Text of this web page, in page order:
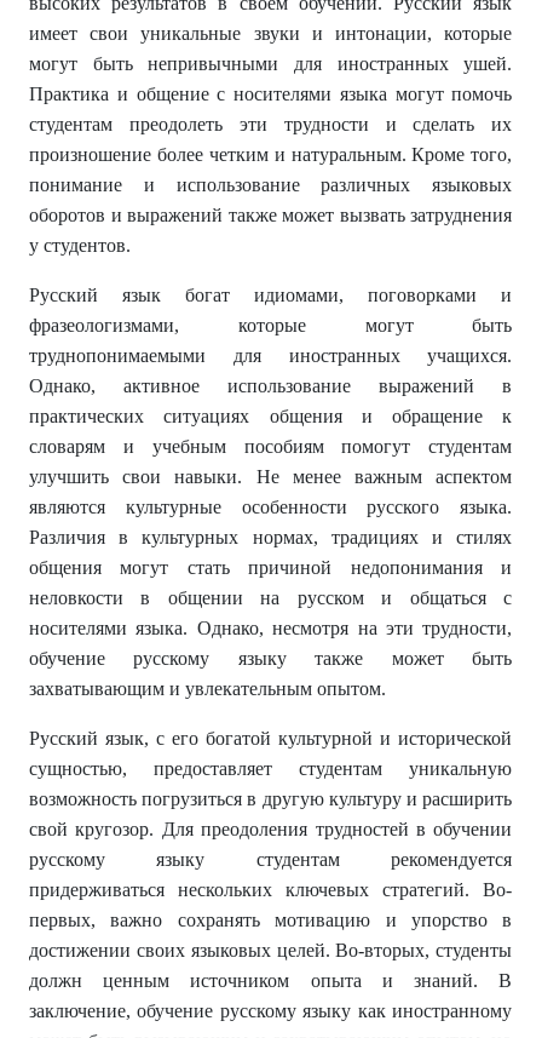
имеет свои уникальные звуки и интонации, которые
могут быть непривычными для иностранных ушей.
Практика и общение с носителями языка могут помочь
студентам преодолеть эти трудности и сделать их
произношение более четким и натуральным. Кроме того,
понимание и использование различных языковых
оборотов и выражений также может вызвать затруднения
у студентов.
Русский язык богат идиомами, поговорками и
фразеологизмами, которые могут быть
труднопонимаемыми для иностранных учащихся.
Однако, активное использование выражений в
практических ситуациях общения и обращение к
словарям и учебным пособиям помогут студентам
улучшить свои навыки. Не менее важным аспектом
являются культурные особенности русского языка.
Различия в культурных нормах, традициях и стилях
общения могут стать причиной недопонимания и
неловкости в общении на русском и общаться с
носителями языка. Однако, несмотря на эти трудности,
обучение русскому языку также может быть
захватывающим и увлекательным опытом.
Русский язык, с его богатой культурной и исторической
сущностью, предоставляет студентам уникальную
возможность погрузиться в другую культуру и расширить
свой кругозор. Для преодоления трудностей в обучении
русскому языку студентам рекомендуется
придерживаться нескольких ключевых стратегий. Во-
первых, важно сохранять мотивацию и упорство в
достижении своих языковых целей. Во-вторых, студенты
должн ценным источником опыта и знаний. В
заключение, обучение русскому языку как иностранному